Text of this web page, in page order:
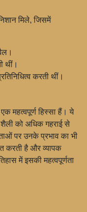
मिले, जिसमें
थीं।
करती थीं।
महत्वपूर्ण हिस्सा हैं। ये
को अधिक गहराई से
पर उनके प्रभाव का भी
करती है और व्यापक
में इसकी महत्वपूर्णता